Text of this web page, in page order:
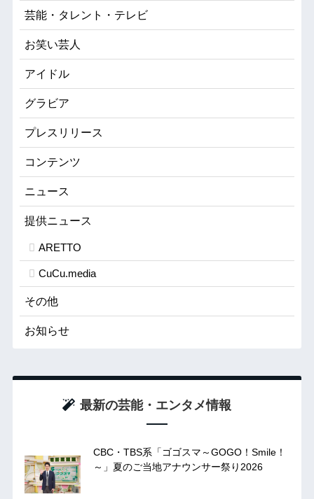
芸能・タレント・テレビ
お笑い芸人
アイドル
グラビア
プレスリリース
コンテンツ
ニュース
提供ニュース
ARETTO
CuCu.media
その他
お知らせ
最新の芸能・エンタメ情報
CBC・TBS系「ゴゴスマ～GOGO！Smile！
～」夏のご当地アナウンサー祭り2026